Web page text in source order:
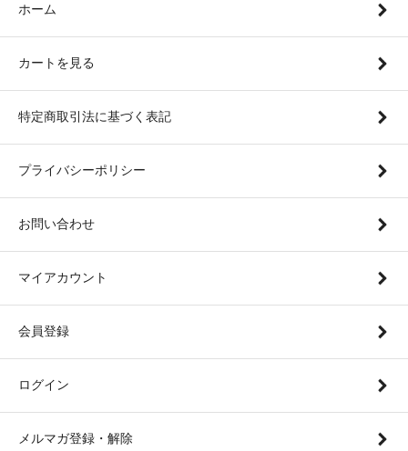
ホーム
カートを見る
特定商取引法に基づく表記
プライバシーポリシー
お問い合わせ
マイアカウント
会員登録
ログイン
メルマガ登録・解除